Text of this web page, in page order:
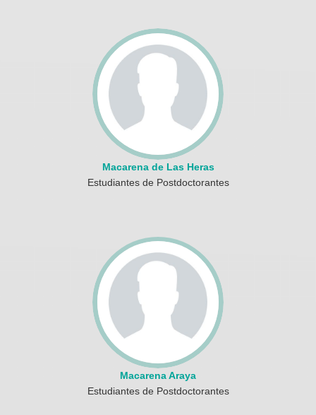
Macarena de Las Heras
Estudiantes de Postdoctorantes
Macarena Araya
Estudiantes de Postdoctorantes